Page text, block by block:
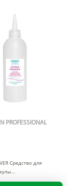
PROFESSIONAL
Средство для